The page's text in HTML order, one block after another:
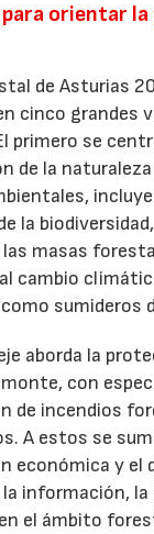
para orientar
de Asturias
cinco grandes
primero se
de la
la
masas
cambio
sumideros
aborda la
con
de incendios
A estos se
económica y el
la información,
el ámbito